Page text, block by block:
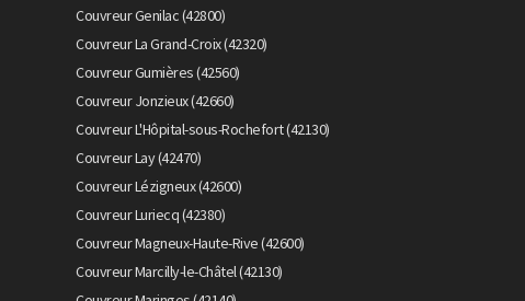
Couvreur Genilac (42800)
Couvreur La Grand-Croix (42320)
Couvreur Gumières (42560)
Couvreur Jonzieux (42660)
Couvreur L'Hôpital-sous-Rochefort (42130)
Couvreur Lay (42470)
Couvreur Lézigneux (42600)
Couvreur Luriecq (42380)
Couvreur Magneux-Haute-Rive (42600)
Couvreur Marcilly-le-Châtel (42130)